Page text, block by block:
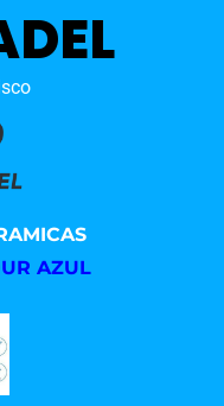
AZUL